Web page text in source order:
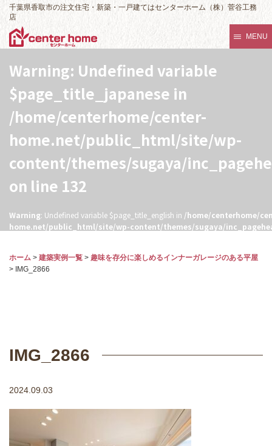
千葉県香取市の注文住宅・新築・一戸建てはセンターホーム（株）菅谷工務
店
MENU
Warning: Undefined variable
$page_title_japanese in
/home/centerhome/center-
home.net/public_html/site/wp-
content/themes/sugaya/
on line 132
Warning: Undefined variable $page_title_english in /home/centerhome/
home.net/public_html/site/wp-content/themes/sugaya/
ホーム > 建築実例一覧 > 趣味を存分に楽しめるインナーガレージのある平屋
> IMG_2866
IMG_2866
2024.09.03